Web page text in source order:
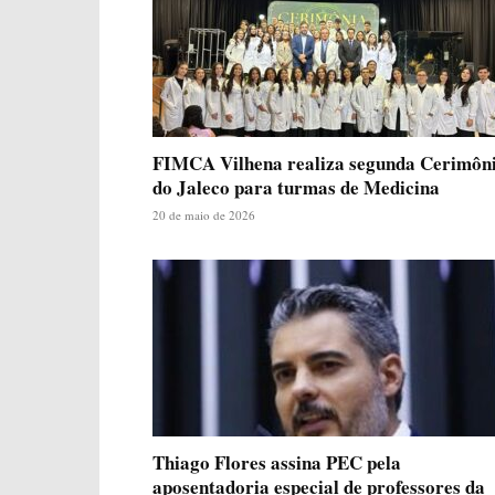
FIMCA Vilhena realiza segunda
do Jaleco para turmas de Medicina
20 de maio de 2026
Thiago Flores assina PEC pela
aposentadoria especial de professores da